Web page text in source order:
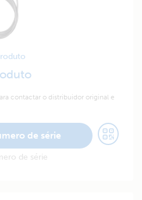
contactar o distribuidor original e
de série
de série